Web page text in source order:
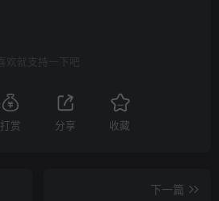
喜欢就支持一下吧
打赏 分享 收藏
下一篇